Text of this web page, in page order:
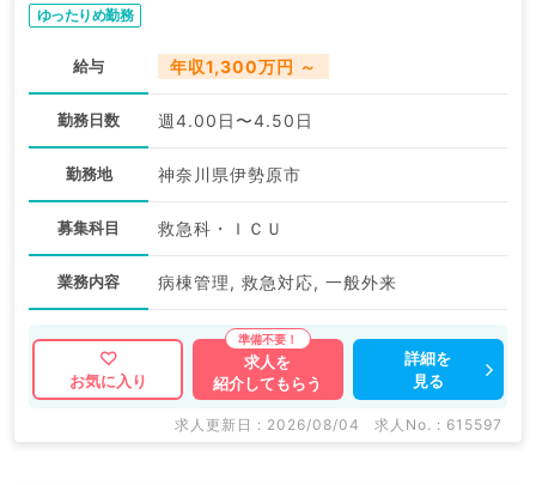
ゆったりめ勤務
給与 年収1,300万円 ～
勤務日数 週4.00日〜4.50日
勤務地 神奈川県伊勢原市
募集科目 救急科・ＩＣＵ
業務内容 病棟管理, 救急対応, 一般外来
お気に入り
求人を
紹介してもらう
詳細を
見る
求人更新日 : 2026/08/04 求人No. : 615597